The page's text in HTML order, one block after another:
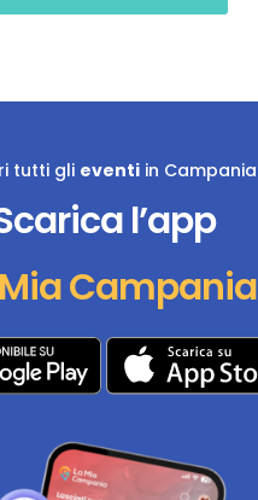
tutti gli eventiin Campania
l’app
Campania